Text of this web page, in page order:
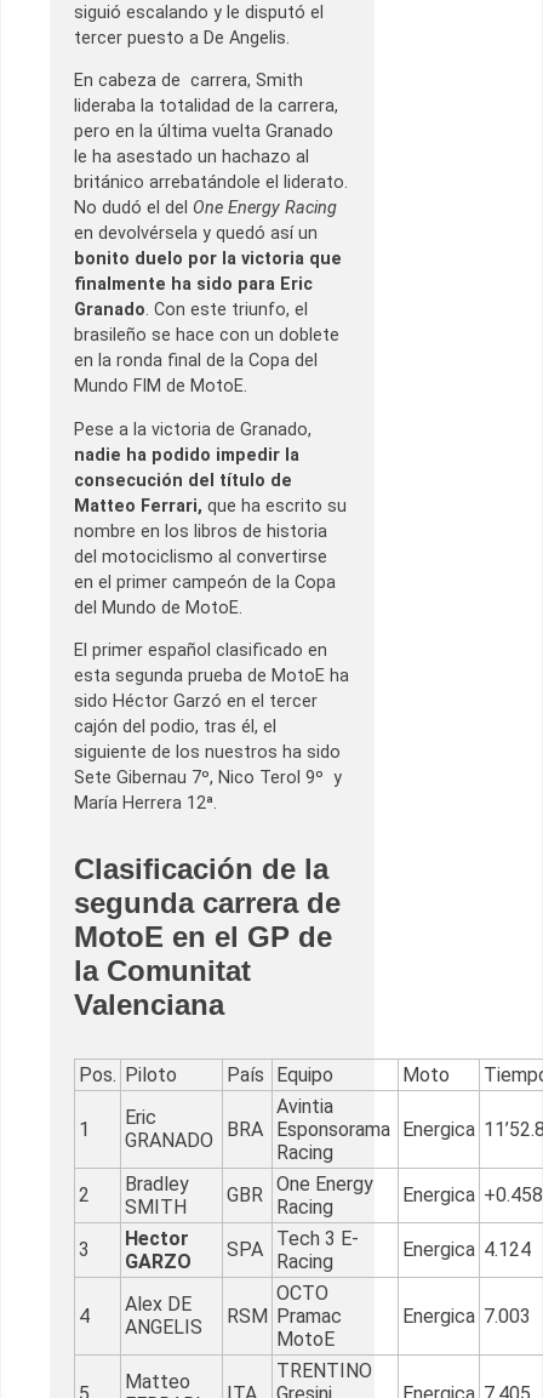
siguió escalando y le disputó el
tercer puesto a De Angelis.
En cabeza de carrera, Smith
lideraba la totalidad de la carrera,
pero en la última vuelta Granado
le ha asestado un hachazo al
británico arrebatándole el liderato.
No dudó el del One Energy Racing
en devolvérsela y quedó así un
bonito duelo por la victoria que
finalmente ha sido para Eric
Granado. Con este triunfo, el
brasileño se hace con un doblete
en la ronda final de la Copa del
Mundo FIM de MotoE.
Pese a la victoria de Granado,
nadie ha podido impedir la
consecución del título de
Matteo Ferrari, que ha escrito su
nombre en los libros de historia
del motociclismo al convertirse
en el primer campeón de la Copa
del Mundo de MotoE.
El primer español clasificado en
esta segunda prueba de MotoE ha
sido Héctor Garzó en el tercer
cajón del podio, tras él, el
siguiente de los nuestros ha sido
Sete Gibernau 7º, Nico Terol 9º y
María Herrera 12ª.
Clasificación de la
segunda carrera de
MotoE en el GP de
la Comunitat
Valenciana
Pos. Piloto País Equipo Moto
1
Eric
GRANADO
BRA
Avintia
Esponsorama
Racing
Energica
2
Bradley
SMITH
GBR One Energy
Racing
Energica +0.458
3
Hector
GARZO
SPA
Tech 3 E-
Racing
Energica 4.124
4
Alex DE
ANGELIS
RSM
OCTO
Pramac
MotoE
Energica 7.003
Matteo
TRENTINO